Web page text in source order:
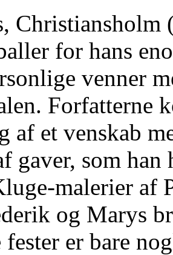
for hans
venner
Forfatterne
af et venskab
gaver, som
malerier af
og Marys
er bare